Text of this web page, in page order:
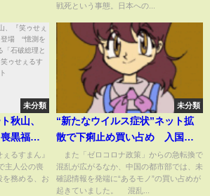
戦死という事態。日本への...
未分類
秋山、
黒福造
を呼んだ
る「石破
テレビ
るすまん』
主人公の喪
を務める、お
未分類
“新たなウイルス症状”ネット拡
散で下痢止め買い占め 入国規
制には断固反対 中国(2023年1
月4日)
また「ゼロコロナ政策」からの急転換で
混乱が広がるなか、中国の都市部では、未
確認情報を発端に“あるモノ”の買い占めが
起きていました。 混乱...